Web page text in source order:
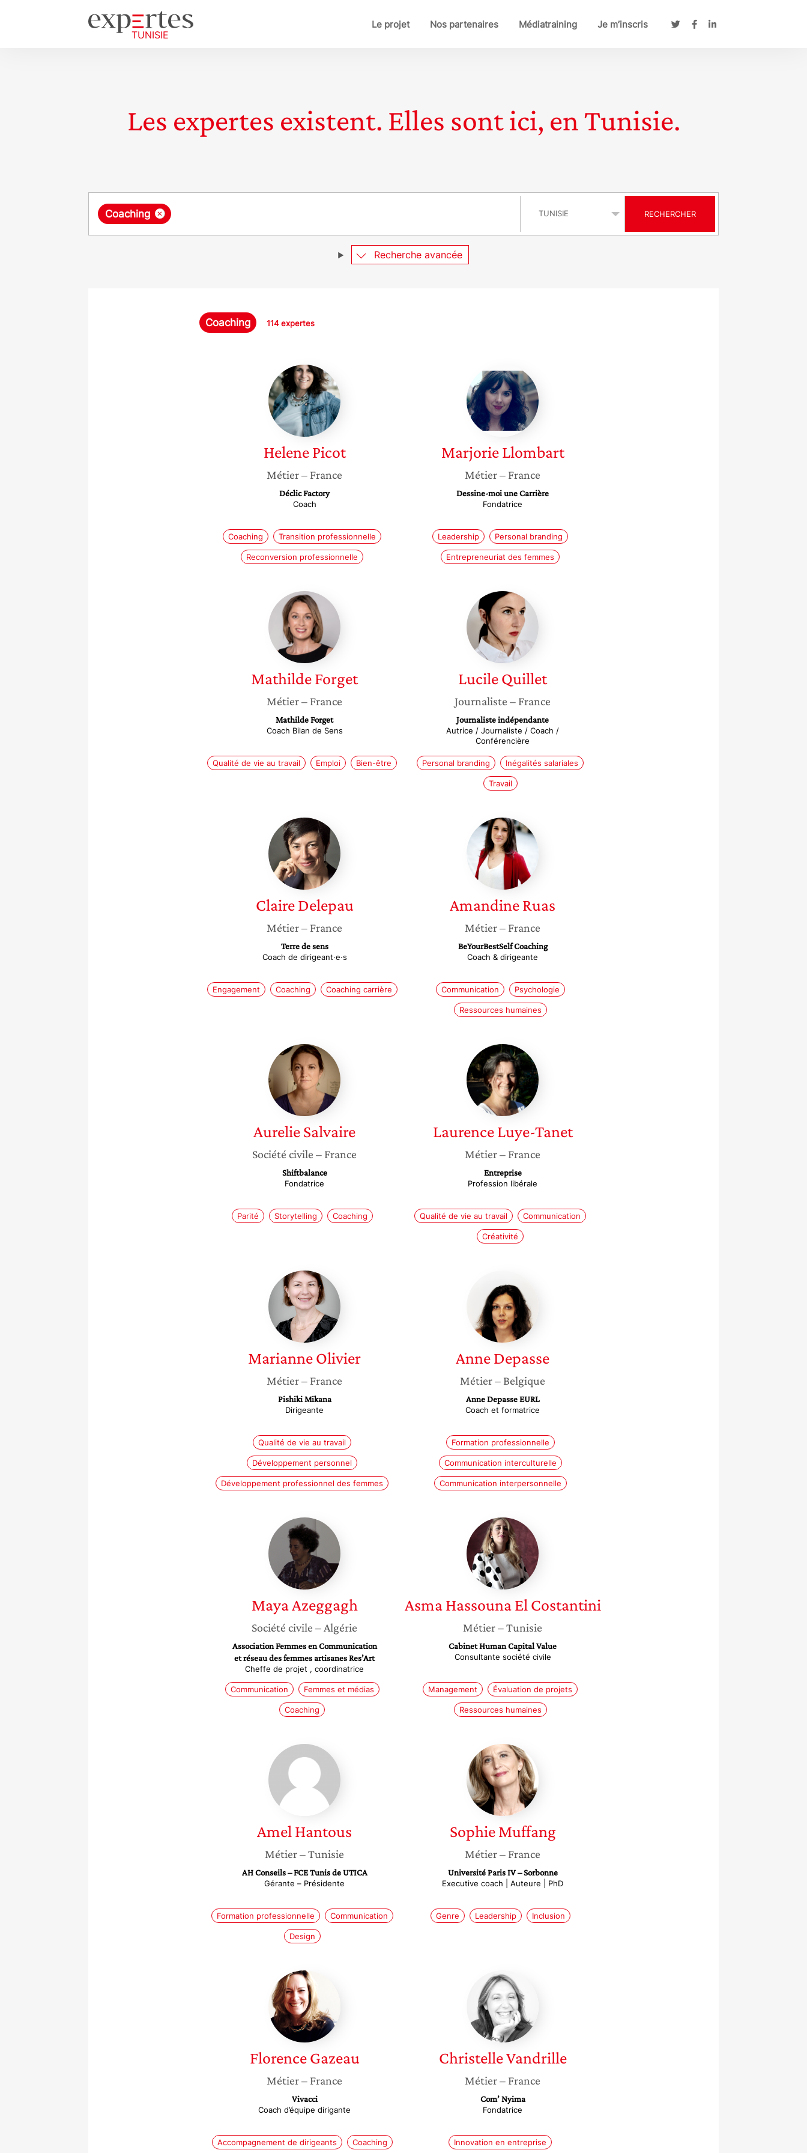
Le projet Nos partenaires Médiatraining Je m’inscris
Les expertes existent. Elles sont ici, en Tunisie.
Requête×
Coaching RECHERCHER
Recherche avancée
Coaching 114 expertes
Helene
Picot
Helene Picot
Métier– France
Déclic Factory
Coach
Coaching Transition professionnelle
Reconversion professionnelle
Marjorie
Llombart
Marjorie Llombart
Métier– France
Dessine-moi une Carrière
Fondatrice
Leadership Personal branding
Entrepreneuriat des femmes
Mathilde
Forget
MathildeForget
Métier– France
Mathilde Forget
Coach Bilan de Sens
Qualité de vie au travail Emploi Bien-être
Lucile
Quillet
LucileQuillet
Journaliste – France
Journaliste indépendante
Autrice / Journaliste / Coach /
Conférencière
Personal branding Inégalités salariales
Travail
Claire
Delepau
Claire Delepau
Métier– France
Terre de sens
Coach de dirigeant·e·s
Engagement Coaching Coaching carrière
Amandine
Ruas
AmandineRuas
Métier– France
BeYourBestSelf Coaching
Coach & dirigeante
Communication Psychologie
Ressources humaines
Aurelie
Salvaire
AurelieSalvaire
Société civile – France
Shiftbalance
Fondatrice
Parité Storytelling Coaching
Laurence
Luye-
Tanet
Laurence Luye-Tanet
Métier– France
Entreprise
Profession libérale
Qualité de vie au travail Communication
Créativité
Marianne
Olivier
MarianneOlivier
Métier– France
Pishiki Mikana
Dirigeante
Qualité de vie au travail
Développement personnel
Développement professionnel des femmes
Depasse
AnneDepasse
Métier– Belgique
Anne Depasse EURL
Coach et formatrice
Formation professionnelle
Communication interculturelle
Communication interpersonnelle
Maya
Azeggagh
MayaAzeggagh
Société civile – Algérie
Association Femmes en Communication
et réseau des femmes artisanes Res’Art
Cheffe de projet , coordinatrice
Communication Femmes et médias
Coaching
Asma
Hassouna
El
Costantini
Asma Hassouna El Costantini
Métier– Tunisie
Cabinet Human Capital Value
Consultante société civile
Management Évaluation de projets
Ressources humaines
Amel
Hantous
Amel Hantous
Métier– Tunisie
AH Conseils – FCE Tunis de UTICA
Gérante – Présidente
Formation professionnelle Communication
Design
Sophie
Muffang
Sophie Muffang
Métier– France
Université Paris IV – Sorbonne
Executive coach | Auteure | PhD
Genre Leadership Inclusion
Florence
Gazeau
Florence Gazeau
Métier– France
Vivacci
Coach d’équipe dirigante
Accompagnement de dirigeants Coaching
Christelle
Vandrille
ChristelleVandrille
Métier– France
Com’ Nyima
Fondatrice
Innovation en entreprise